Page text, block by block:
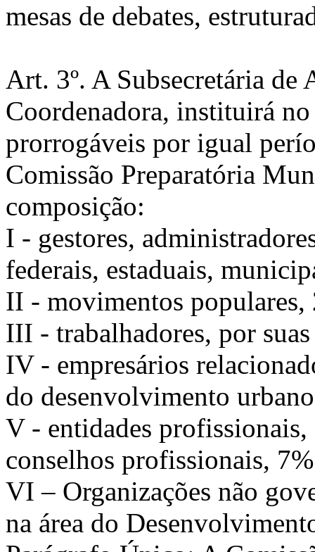
mesas de debates,
Art. 3º. A Subsecretária de
Coordenadora, instituirá
prorrogáveis por igual
Comissão Preparatória
composição:
I - gestores,
federais, estaduais,
II - movimentos populares,
III - trabalhadores, por
IV - empresários
do desenvolvimento
V - entidades profissionais,
conselhos profissionais,
VI – Organizações não
na área do